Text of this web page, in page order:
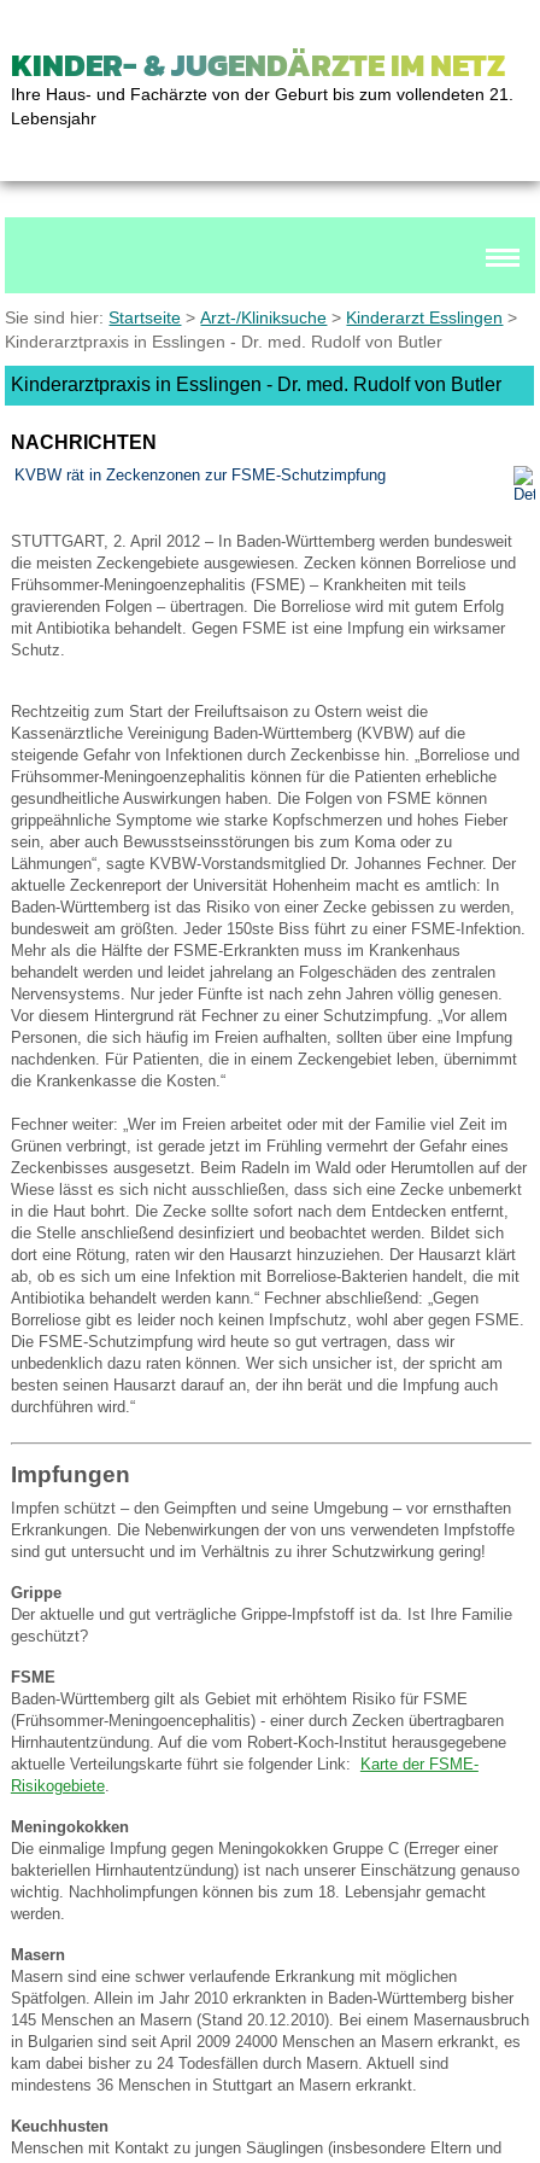
KINDER- & JUGENDÄRZTE IM NETZ
Ihre Haus- und Fachärzte von der Geburt bis zum vollendeten 21.
Lebensjahr
Sie sind hier:Startseite >Arzt-/Kliniksuche > Kinderarzt Esslingen >
Kinderarztpraxis in Esslingen - Dr. med. Rudolf von Butler
Kinderarztpraxis in Esslingen - Dr. med. Rudolf von Butler
NACHRICHTEN
KVBW rät in Zeckenzonen zur FSME-Schutzimpfung
STUTTGART, 2. April 2012 – In Baden-Württemberg werden bundesweit
die meisten Zeckengebiete ausgewiesen. Zecken können Borreliose und
Frühsommer-Meningoenzephalitis (FSME) – Krankheiten mit teils
gravierenden Folgen – übertragen. Die Borreliose wird mit gutem Erfolg
mit Antibiotika behandelt. Gegen FSME ist eine Impfung ein wirksamer
Schutz.
Rechtzeitig zum Start der Freiluftsaison zu Ostern weist die
Kassenärztliche Vereinigung Baden-Württemberg (KVBW) auf die
steigende Gefahr von Infektionen durch Zeckenbisse hin. „Borreliose und
Frühsommer-Meningoenzephalitis können für die Patienten erhebliche
gesundheitliche Auswirkungen haben. Die Folgen von FSME können
grippeähnliche Symptome wie starke Kopfschmerzen und hohes Fieber
sein, aber auch Bewusstseinsstörungen bis zum Koma oder zu
Lähmungen“, sagte KVBW-Vorstandsmitglied Dr. Johannes Fechner. Der
aktuelle Zeckenreport der Universität Hohenheim macht es amtlich: In
Baden-Württemberg ist das Risiko von einer Zecke gebissen zu werden,
bundesweit am größten. Jeder 150ste Biss führt zu einer FSME-Infektion.
Mehr als die Hälfte der FSME-Erkrankten muss im Krankenhaus
behandelt werden und leidet jahrelang an Folgeschäden des zentralen
Nervensystems. Nur jeder Fünfte ist nach zehn Jahren völlig genesen.
Vor diesem Hintergrund rät Fechner zu einer Schutzimpfung. „Vor allem
Personen, die sich häufig im Freien aufhalten, sollten über eine Impfung
nachdenken. Für Patienten, die in einem Zeckengebiet leben, übernimmt
die Krankenkasse die Kosten.“
Fechner weiter: „Wer im Freien arbeitet oder mit der Familie viel Zeit im
Grünen verbringt, ist gerade jetzt im Frühling vermehrt der Gefahr eines
Zeckenbisses ausgesetzt. Beim Radeln im Wald oder Herumtollen auf der
Wiese lässt es sich nicht ausschließen, dass sich eine Zecke unbemerkt
in die Haut bohrt. Die Zecke sollte sofort nach dem Entdecken entfernt,
die Stelle anschließend desinfiziert und beobachtet werden. Bildet sich
dort eine Rötung, raten wir den Hausarzt hinzuziehen. Der Hausarzt klärt
ab, ob es sich um eine Infektion mit Borreliose-Bakterien handelt, die mit
Antibiotika behandelt werden kann.“ Fechner abschließend: „Gegen
Borreliose gibt es leider noch keinen Impfschutz, wohl aber gegen FSME.
Die FSME-Schutzimpfung wird heute so gut vertragen, dass wir
unbedenklich dazu raten können. Wer sich unsicher ist, der spricht am
besten seinen Hausarzt darauf an, der ihn berät und die Impfung auch
durchführen wird.“
Impfungen
Impfen schützt – den Geimpften und seine Umgebung – vor ernsthaften
Erkrankungen. Die Nebenwirkungen der von uns verwendeten Impfstoffe
sind gut untersucht und im Verhältnis zu ihrer Schutzwirkung gering!
Grippe
Der aktuelle und gut verträgliche Grippe-Impfstoff ist da. Ist Ihre Familie
geschützt?
FSME
Baden-Württemberg gilt als Gebiet mit erhöhtem Risiko für FSME
(Frühsommer-Meningoencephalitis) - einer durch Zecken übertragbaren
Hirnhautentzündung. Auf die vom Robert-Koch-Institut herausgegebene
aktuelle Verteilungskarte führt sie folgender Link:
Karte der FSME-
Risikogebiete.
Meningokokken
Die einmalige Impfung gegen Meningokokken Gruppe C (Erreger einer
bakteriellen Hirnhautentzündung) ist nach unserer Einschätzung genauso
wichtig. Nachholimpfungen können bis zum 18. Lebensjahr gemacht
werden.
Masern
Masern sind eine schwer verlaufende Erkrankung mit möglichen
Spätfolgen. Allein im Jahr 2010 erkrankten in Baden-Württemberg bisher
145 Menschen an Masern (Stand 20.12.2010). Bei einem Masernausbruch
in Bulgarien sind seit April 2009 24000 Menschen an Masern erkrankt, es
kam dabei bisher zu 24 Todesfällen durch Masern. Aktuell sind
mindestens 36 Menschen in Stuttgart an Masern erkrankt.
Keuchhusten
Menschen mit Kontakt zu jungen Säuglingen (insbesondere Eltern und